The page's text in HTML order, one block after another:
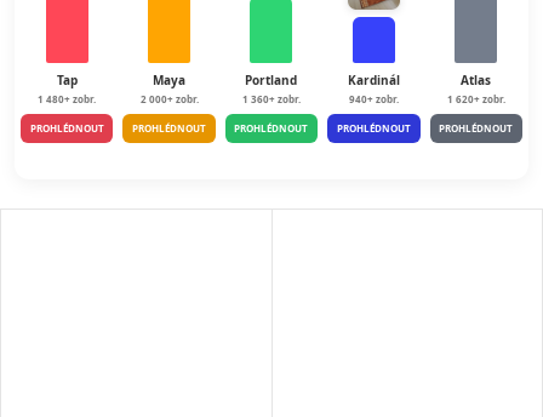
Tap
1 480+ zobr.
PROHLÉDNOUT
Maya
2 000+ zobr.
PROHLÉDNOUT
Portland
1 360+ zobr.
PROHLÉDNOUT
Kardinál
940+ zobr.
PROHLÉDNOUT
Atlas
1 620+ zobr.
PROHLÉDNOUT